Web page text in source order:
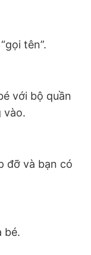
tên”.
với bộ quần
vào.
đỡ và bạn có
bé.